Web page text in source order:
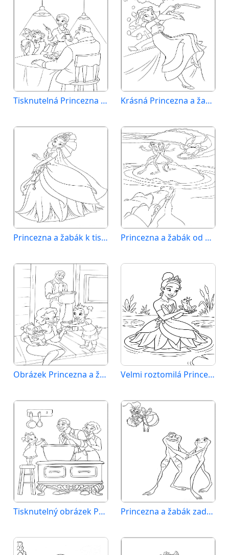
Tisknutelná Princezna a žabák zdarma Krásná Princezna a žabák
Princezna a žabák k tisku Princezna a žabák od Disney
Obrázek Princezna a žabák zdarma Velmi roztomilá Princezna a žabák
Tisknutelný obrázek Princezna a žabák Princezna a žabák zadarmo